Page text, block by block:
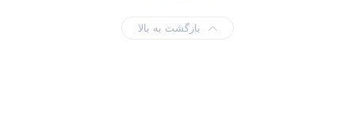
بازگشت به بالا